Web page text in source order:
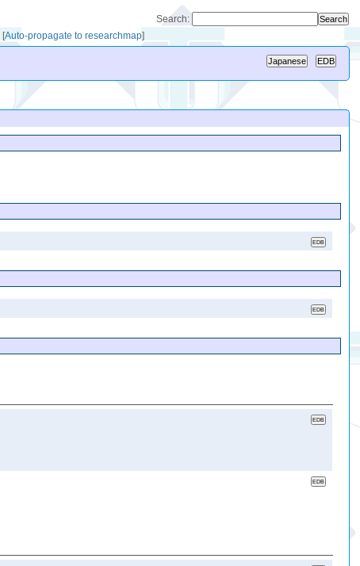
Search:
[Auto-propagate to researchmap]